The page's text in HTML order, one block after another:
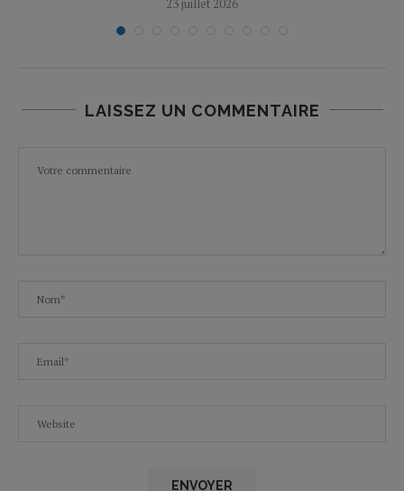
LAISSEZ UN COMMENTAIRE